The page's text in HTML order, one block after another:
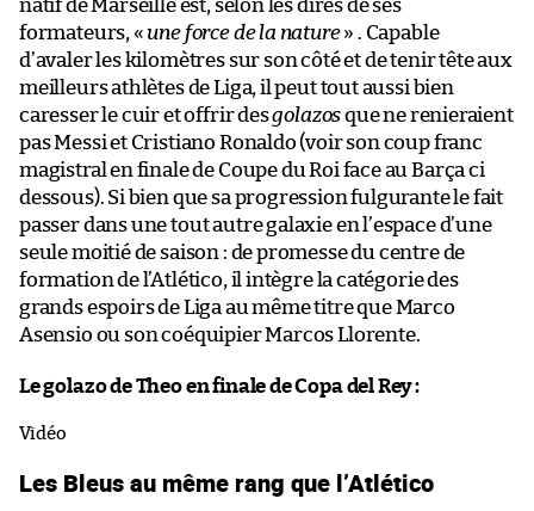
natif de Marseille est, selon les dires de ses
formateurs, «une force de la nature» . Capable
d’avaler les kilomètres sur son côté et de tenir tête aux
meilleurs athlètes de Liga, il peut tout aussi bien
caresser le cuir et offrir desgolazosque ne renieraient
pas Messi et Cristiano Ronaldo (voir son coup franc
magistral en finale de Coupe du Roi face au Barça ci
dessous). Si bien que sa progression fulgurante le fait
passer dans une tout autre galaxie en l’espace d’une
seule moitié de saison : de promesse du centre de
formation de l’Atlético, il intègre la catégorie des
grands espoirs de Liga au même titre que Marco
Asensio ou son coéquipier Marcos Llorente.
Le golazo de Theo en finale de Copa del Rey :
Vidéo
Les Bleus au même rang que l’Atlético